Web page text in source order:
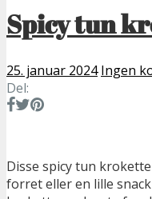
Spicy tun
25. januar 2024 Ingen
Del:
Disse spicy tun
forret eller en lille